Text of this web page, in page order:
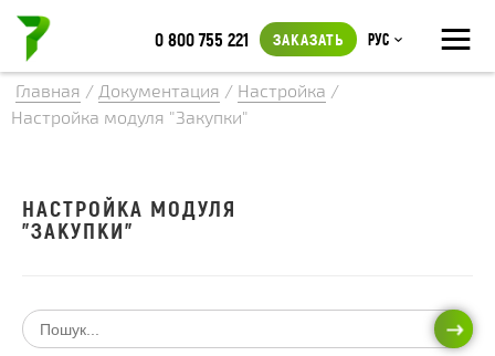
≡
0 800 755 221 ЗАКАЗАТЬ Рус
Главная / Документация / Настройка /
Настройка модуля "Закупки"
НАСТРОЙКА МОДУЛЯ
"ЗАКУПКИ"